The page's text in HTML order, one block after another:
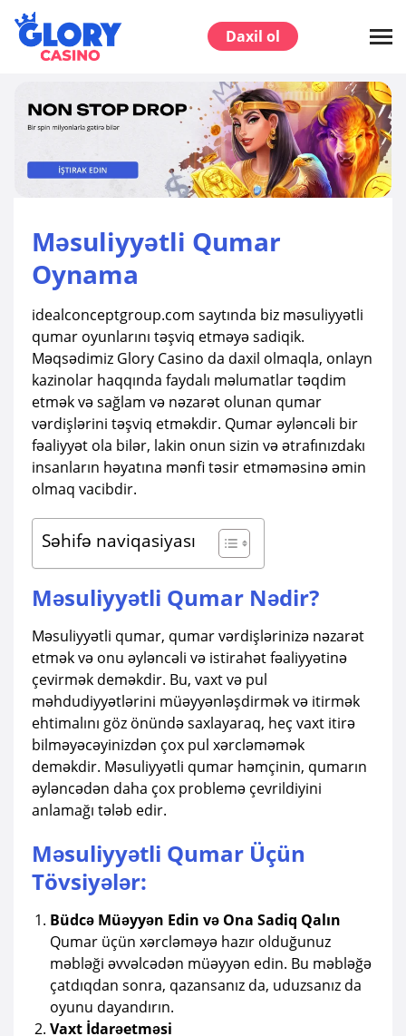
Daxil ol
Məsuliyyətli Qumar
Oynama
idealconceptgroup.com saytında biz məsuliyyətli
qumar oyunlarını təşviq etməyə sadiqik.
Məqsədimiz Glory Casino da daxil olmaqla, onlayn
kazinolar haqqında faydalı məlumatlar təqdim
etmək və sağlam və nəzarət olunan qumar
vərdişlərini təşviq etməkdir. Qumar əyləncəli bir
fəaliyyət ola bilər, lakin onun sizin və ətrafınızdakı
insanların həyatına mənfi təsir etməməsinə əmin
olmaq vacibdir.
Səhifə naviqasiyası
Məsuliyyətli Qumar Nədir?
Məsuliyyətli qumar, qumar vərdişlərinizə nəzarət
etmək və onu əyləncəli və istirahət fəaliyyətinə
çevirmək deməkdir. Bu, vaxt və pul
məhdudiyyətlərini müəyyənləşdirmək və itirmək
ehtimalını göz önündə saxlayaraq, heç vaxt itirə
bilməyəcəyinizdən çox pul xərcləməmək
deməkdir. Məsuliyyətli qumar həmçinin, qumarın
əyləncədən daha çox problemə çevrildiyini
anlamağı tələb edir.
Məsuliyyətli Qumar Üçün
Tövsiyələr:
Büdcə Müəyyən Edin və Ona Sadiq Qalın
Qumar üçün xərcləməyə hazır olduğunuz
məbləği əvvəlcədən müəyyən edin. Bu məbləğə
çatdıqdan sonra, qazansanız da, uduzsanız da
oyunu dayandırın.
Vaxt İdarəetməsi